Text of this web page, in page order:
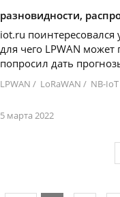
разновидности,
iot.ru поинтересовался
для чего LPWAN может
попросил дать
LPWAN / LoRaWAN / NB-IoT
5 марта 2022